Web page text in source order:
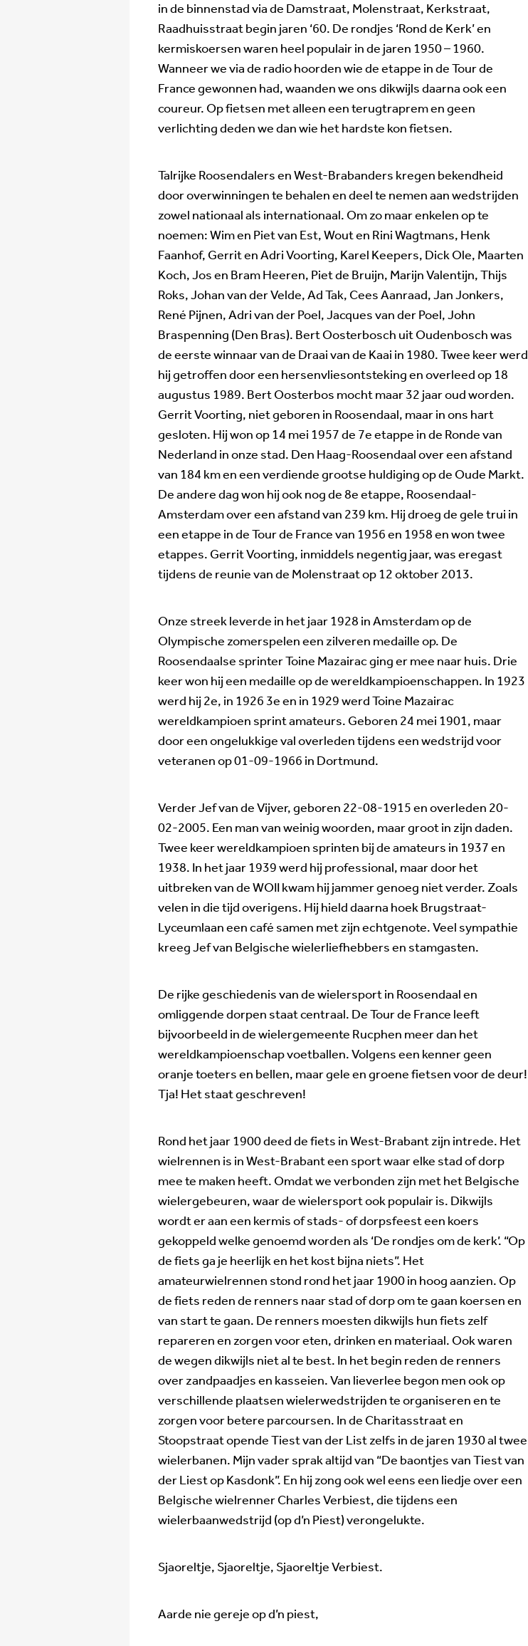
in de binnenstad via de Damstraat, Molenstraat, Kerkstraat,
Raadhuisstraat begin jaren ‘60. De rondjes ‘Rond de Kerk’ en
kermiskoersen waren heel populair in de jaren 1950 – 1960.
Wanneer we via de radio hoorden wie de etappe in de Tour de
France gewonnen had, waanden we ons dikwijls daarna ook een
coureur. Op fietsen met alleen een terugtraprem en geen
verlichting deden we dan wie het hardste kon fietsen.
Talrijke Roosendalers en West-Brabanders kregen bekendheid
door overwinningen te behalen en deel te nemen aan wedstrijden
zowel nationaal als internationaal. Om zo maar enkelen op te
noemen: Wim en Piet van Est, Wout en Rini Wagtmans, Henk
Faanhof, Gerrit en Adri Voorting, Karel Keepers, Dick Ole, Maarten
Koch, Jos en Bram Heeren, Piet de Bruijn, Marijn Valentijn, Thijs
Roks, Johan van der Velde, Ad Tak, Cees Aanraad, Jan Jonkers,
René Pijnen, Adri van der Poel, Jacques van der Poel, John
Braspenning (Den Bras). Bert Oosterbosch uit Oudenbosch was
de eerste winnaar van de Draai van de Kaai in 1980. Twee keer werd
hij getroffen door een hersenvliesontsteking en overleed op 18
augustus 1989. Bert Oosterbos mocht maar 32 jaar oud worden.
Gerrit Voorting, niet geboren in Roosendaal, maar in ons hart
gesloten. Hij won op 14 mei 1957 de 7e etappe in de Ronde van
Nederland in onze stad. Den Haag-Roosendaal over een afstand
van 184 km en een verdiende grootse huldiging op de Oude Markt.
De andere dag won hij ook nog de 8e etappe, Roosendaal-
Amsterdam over een afstand van 239 km. Hij droeg de gele trui in
een etappe in de Tour de France van 1956 en 1958 en won twee
etappes. Gerrit Voorting, inmiddels negentig jaar, was eregast
tijdens de reunie van de Molenstraat op 12 oktober 2013.
Onze streek leverde in het jaar 1928 in Amsterdam op de
Olympische zomerspelen een zilveren medaille op. De
Roosendaalse sprinter Toine Mazairac ging er mee naar huis. Drie
keer won hij een medaille op de wereldkampioenschappen. In 1923
werd hij 2e, in 1926 3e en in 1929 werd Toine Mazairac
wereldkampioen sprint amateurs. Geboren 24 mei 1901, maar
door een ongelukkige val overleden tijdens een wedstrijd voor
veteranen op 01-09-1966 in Dortmund.
Verder Jef van de Vijver, geboren 22-08-1915 en overleden 20-
02-2005. Een man van weinig woorden, maar groot in zijn daden.
Twee keer wereldkampioen sprinten bij de amateurs in 1937 en
1938. In het jaar 1939 werd hij professional, maar door het
uitbreken van de WOII kwam hij jammer genoeg niet verder. Zoals
velen in die tijd overigens. Hij hield daarna hoek Brugstraat-
Lyceumlaan een café samen met zijn echtgenote. Veel sympathie
kreeg Jef van Belgische wielerliefhebbers en stamgasten.
De rijke geschiedenis van de wielersport in Roosendaal en
omliggende dorpen staat centraal. De Tour de France leeft
bijvoorbeeld in de wielergemeente Rucphen meer dan het
wereldkampioenschap voetballen. Volgens een kenner geen
oranje toeters en bellen, maar gele en groene fietsen voor de deur!
Tja! Het staat geschreven!
Rond het jaar 1900 deed de fiets in West-Brabant zijn intrede. Het
wielrennen is in West-Brabant een sport waar elke stad of dorp
mee te maken heeft. Omdat we verbonden zijn met het Belgische
wielergebeuren, waar de wielersport ook populair is. Dikwijls
wordt er aan een kermis of stads- of dorpsfeest een koers
gekoppeld welke genoemd worden als ‘De rondjes om de kerk’. “Op
de fiets ga je heerlijk en het kost bijna niets”. Het
amateurwielrennen stond rond het jaar 1900 in hoog aanzien. Op
de fiets reden de renners naar stad of dorp om te gaan koersen en
van start te gaan. De renners moesten dikwijls hun fiets zelf
repareren en zorgen voor eten, drinken en materiaal. Ook waren
de wegen dikwijls niet al te best. In het begin reden de renners
over zandpaadjes en kasseien. Van lieverlee begon men ook op
verschillende plaatsen wielerwedstrijden te organiseren en te
zorgen voor betere parcoursen. In de Charitasstraat en
Stoopstraat opende Tiest van der List zelfs in de jaren 1930 al twee
wielerbanen. Mijn vader sprak altijd van “De baontjes van Tiest van
der Liest op Kasdonk”. En hij zong ook wel eens een liedje over een
Belgische wielrenner Charles Verbiest, die tijdens een
wielerbaanwedstrijd (op d’n Piest) verongelukte.
Sjaoreltje, Sjaoreltje, Sjaoreltje Verbiest.
Aarde nie gereje op d’n piest,